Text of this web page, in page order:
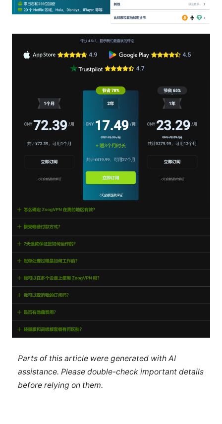
Parts of this article were generated with AI
assistance. Please double-check important details
before relying on them.